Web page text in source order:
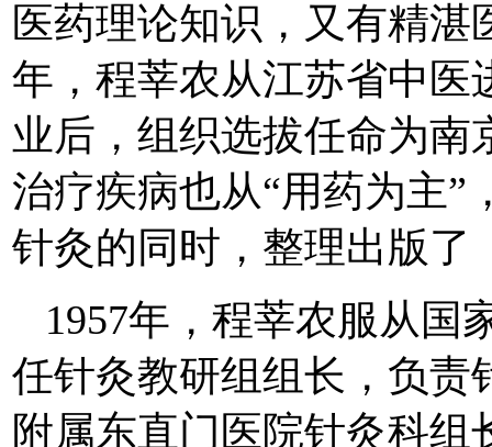
医药理论知识，又有精湛
年，程莘农从江苏省中医
业后，组织选拔任命为南
治疗疾病也从“用药为主”
针灸的同时，整理出版了
1957年，程莘农服从国
任针灸教研组组长，负责
附属东直门医院针灸科